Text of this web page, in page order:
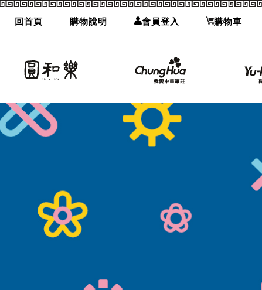
回首頁 購物說明 會員登入 購物車